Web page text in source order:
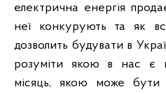
електрична енергія
неї конкурують та як
дозволить будувати в
розуміти якою в нас є
місяць, якою може бути